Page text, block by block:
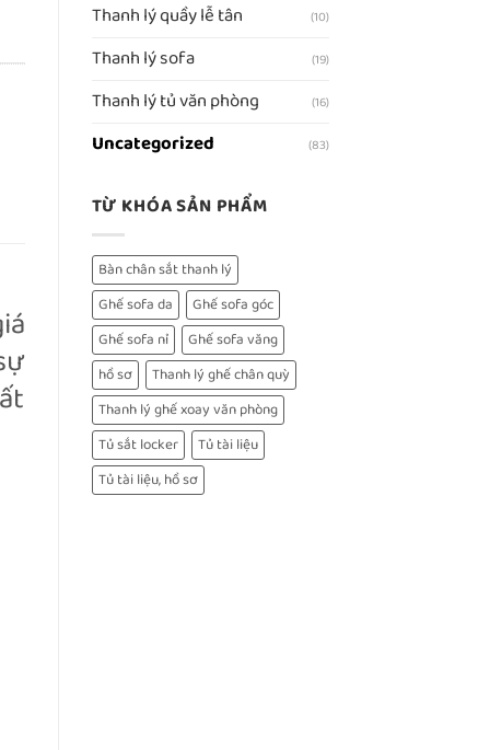
Thanh lý quầy lễ tân (10)
Thanh lý sofa (19)
Thanh lý tủ văn phòng (16)
Uncategorized (83)
TỪ KHÓA SẢN PHẨM
Bàn chân sắt thanh lý
Ghế sofa da
Ghế sofa góc
Ghế sofa nỉ
Ghế sofa văng
hồ sơ
Thanh lý ghế chân quỳ
Thanh lý ghế xoay văn phòng
Tủ sắt locker
Tủ tài liệu
Tủ tài liệu, hồ sơ